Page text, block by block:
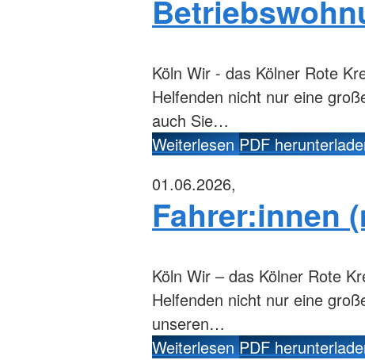
Köln Wir - das Kölner Rote
Helfenden nicht nur eine
auch Sie…
WeiterlesenPDF
01.06.2026,
Fahrer:innen
Köln Wir – das Kölner Rote
Helfenden nicht nur eine
unseren…
WeiterlesenPDF